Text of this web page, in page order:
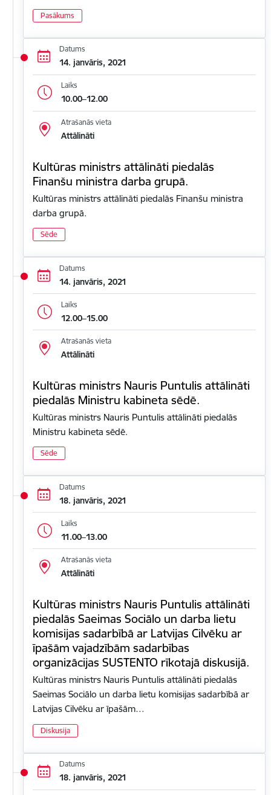
Pasākums
Datums
14. janvāris, 2021
Laiks
10.00–12.00
Atrašanās vieta
Attālināti
Kultūras ministrs attālināti piedalās
Finanšu ministra darba grupā.
Kultūras ministrs attālināti piedalās Finanšu ministra
darba grupā.
Sēde
Datums
14. janvāris, 2021
Laiks
12.00–15.00
Atrašanās vieta
Attālināti
Kultūras ministrs Nauris Puntulis attālināti
piedalās Ministru kabineta sēdē.
Kultūras ministrs Nauris Puntulis attālināti piedalās
Ministru kabineta sēdē.
Sēde
Datums
18. janvāris, 2021
Laiks
11.00–13.00
Atrašanās vieta
Attālināti
Kultūras ministrs Nauris Puntulis attālināti
piedalās Saeimas Sociālo un darba lietu
komisijas sadarbībā ar Latvijas Cilvēku ar
īpašām vajadzībām sadarbības
organizācijas SUSTENTO rīkotajā diskusijā.
Kultūras ministrs Nauris Puntulis attālināti piedalās
Saeimas Sociālo un darba lietu komisijas sadarbībā ar
Latvijas Cilvēku ar īpašām…
Diskusija
Datums
18. janvāris, 2021